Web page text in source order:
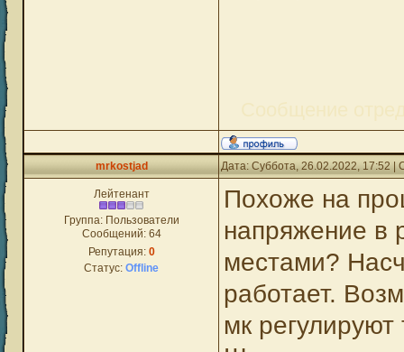
mrkostjad Дата: Суббота, 26.02.2022, 17:52
Лейтенант
Группа: Пользователи
Сообщений: 64
Репутация: 0
Статус: Offline
Похоже на
напряжение в
местами?
работает.
мк регулируют